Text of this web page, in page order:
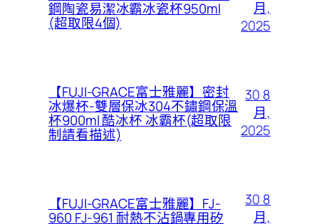
鋼陶瓷易潔冰霸冰瓷杯950ml
(超取限4個)
月,
2025
【FUJI-GRACE富士雅麗】密封
冰爆杯-雙層保冰304不鏽鋼保溫
杯900ml 酷冰杯 冰霸杯(超取限
制請看描述)
30 8
月,
2025
【FUJI-GRACE富士雅麗】FJ-
960 FJ-961 耐熱不沾鍋專用矽
30 8
月,